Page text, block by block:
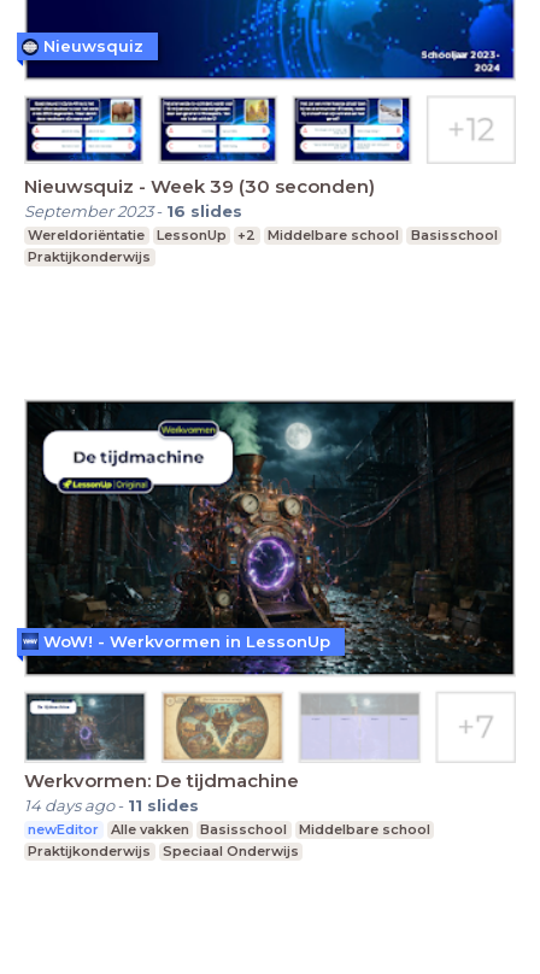
Nieuwsquiz - Week 39 (30 seconden)
September 2023- 16 slides
Wereldoriëntatie LessonUp +2 Middelbare school
Basisschool
Praktijkonderwijs
Nieuwsquiz
Werkvormen: De tijdmachine
14 days ago- 11 slides
newEditor Alle vakken Basisschool
Middelbare school
Praktijkonderwijs
Speciaal Onderwijs
WoW! - Werkvormen in LessonUp